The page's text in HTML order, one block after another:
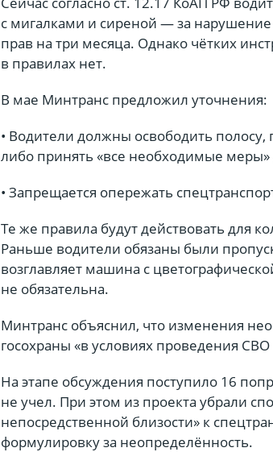
с мигалками и сиреной — за
прав на три месяца. Однако чётких
в правилах нет.
В мае Минтранс предложил уточнения:
• Водители должны освободить
либо принять «все необходимые меры»
• Запрещается опережать
Те же правила будут действовать для
Раньше водители обязаны были
возглавляет машина с
не обязательна.
Минтранс объяснил, что изменения
госохраны «в условиях проведения
На этапе обсуждения поступило 16
не учел. При этом из проекта убрали
непосредственной близости» к
формулировку за неопределённость.